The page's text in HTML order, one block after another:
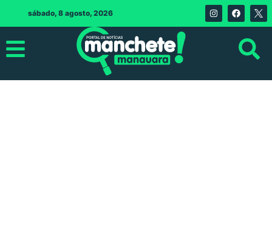
sábado, 8 agosto, 2026